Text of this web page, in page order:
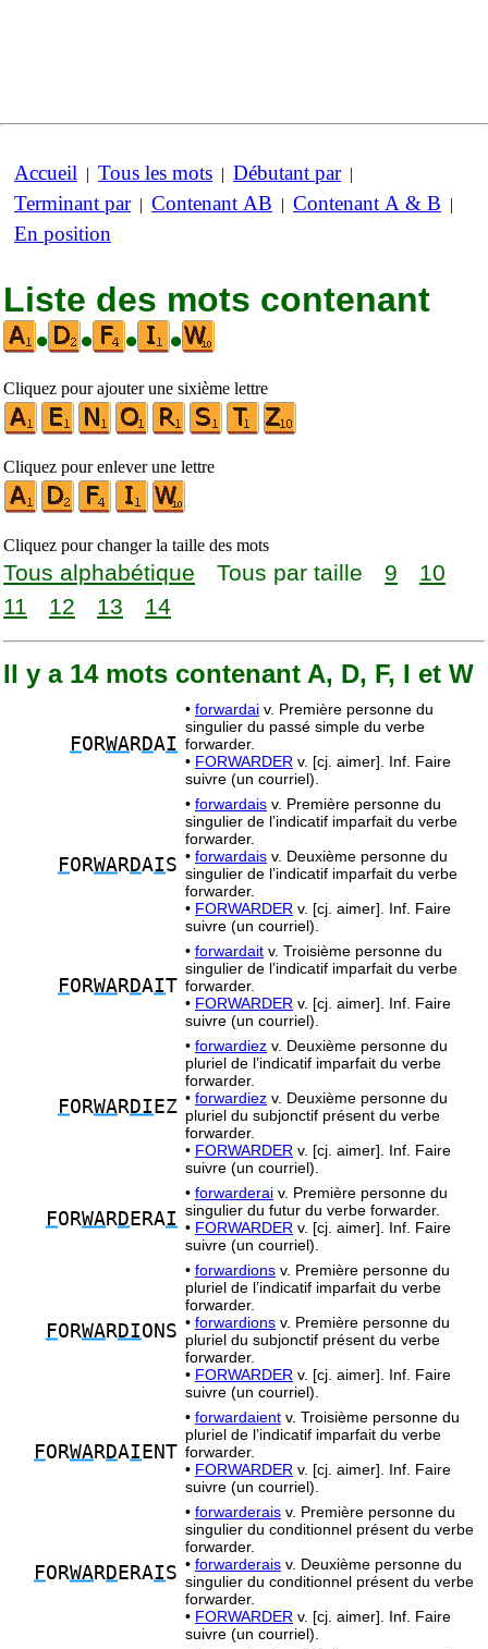
Accueil | Tous les mots | Débutant par|
Terminant par| Contenant AB | Contenant A & B |
En position
Liste des mots contenant
•
• • •
Cliquez pour ajouter une sixième lettre
Cliquez pour enlever une lettre
Cliquez pour changer la taille des mots
Tous alphabétique Tous par taille 9
10
11
12 13 14
Il y a 14 mots contenant A, D, F, I et W
FORWARDAI
• forwardai v. Première personne du
singulier du passé simple du verbe
forwarder.
• FORWARDER v. [cj. aimer]. Inf. Faire
suivre (un courriel).
FORWARDAIS
• forwardais v. Première personne du
singulier de l’indicatif imparfait du verbe
forwarder.
• forwardais v. Deuxième personne du
singulier de l’indicatif imparfait du verbe
forwarder.
• FORWARDER v. [cj. aimer]. Inf. Faire
suivre (un courriel).
FORWARDAIT
• forwardait v. Troisième personne du
singulier de l’indicatif imparfait du verbe
forwarder.
• FORWARDER v. [cj. aimer]. Inf. Faire
suivre (un courriel).
FORWARDI EZ
• forwardiez v. Deuxième personne du
pluriel de l’indicatif imparfait du verbe
forwarder.
• forwardiez v. Deuxième personne du
pluriel du subjonctif présent du verbe
forwarder.
• FORWARDER v. [cj. aimer]. Inf. Faire
suivre (un courriel).
FORWARD ERAI
• forwarderai v. Première personne du
singulier du futur du verbe forwarder.
• FORWARDER v. [cj. aimer]. Inf. Faire
suivre (un courriel).
FORWARDIONS
• forwardions v. Première personne du
pluriel de l’indicatif imparfait du verbe
forwarder.
• forwardions v. Première personne du
pluriel du subjonctif présent du verbe
forwarder.
• FORWARDER v. [cj. aimer]. Inf. Faire
suivre (un courriel).
FORWARDAI ENT
• forwardaient v. Troisième personne du
pluriel de l’indicatif imparfait du verbe
forwarder.
• FORWARDER v. [cj. aimer]. Inf. Faire
suivre (un courriel).
FORWARD ERAIS
• forwarderais v. Première personne du
singulier du conditionnel présent du verbe
forwarder.
• forwarderais v. Deuxième personne du
singulier du conditionnel présent du verbe
forwarder.
• FORWARDER v. [cj. aimer]. Inf. Faire
suivre (un courriel).